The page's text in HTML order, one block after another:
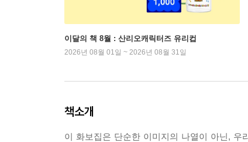
이달의 책 8월 : 산리오캐릭터즈 유리컵
2026년 08월 01일 ~ 2026년 08월 31일
책소개
이 화보집은 단순한 이미지의 나열이 아닌, 우